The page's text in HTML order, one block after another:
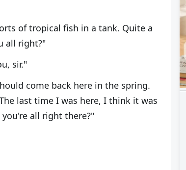
of tropical fish in a tank. Quite a
all right?"
sir."
come back here in the spring.
last time I was here, I think it was
all right there?"